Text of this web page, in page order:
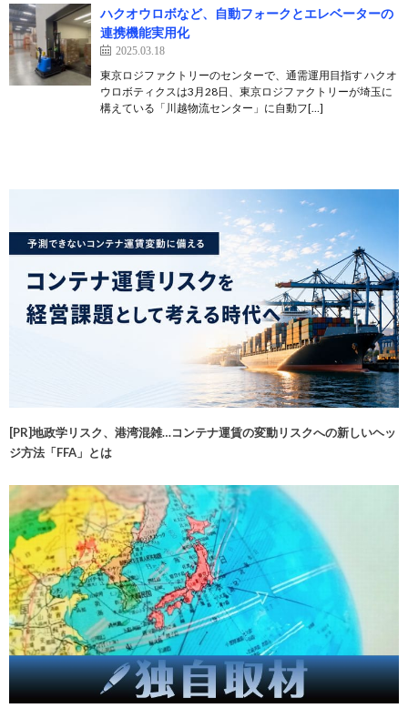
ハクオウロボなど、自動フォークとエレベーターの
連携機能実用化
2025.03.18
東京ロジファクトリーのセンターで、通需運用目指す ハクオ
ウロボティクスは3月28日、東京ロジファクトリーが埼玉に
構えている「川越物流センター」に自動フ[…]
[PR]地政学リスク、港湾混雑…コンテナ運賃の変動リスクへの新しいヘッ
ジ方法「FFA」とは